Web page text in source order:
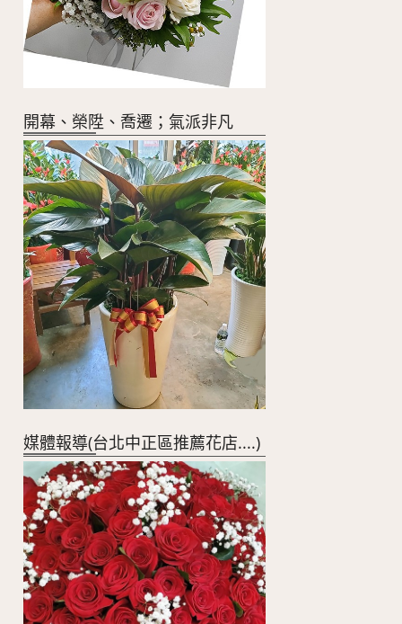
開幕、榮陞、喬遷；氣派非凡
媒體報導(台北中正區推薦花店....)